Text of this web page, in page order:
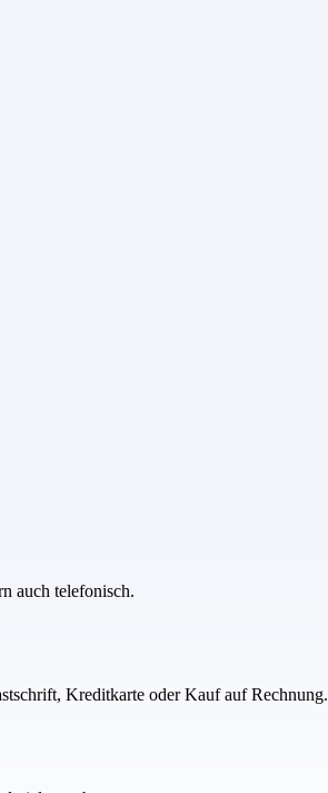
auch telefonisch.
Kreditkarte oder Kauf auf Rechnung.